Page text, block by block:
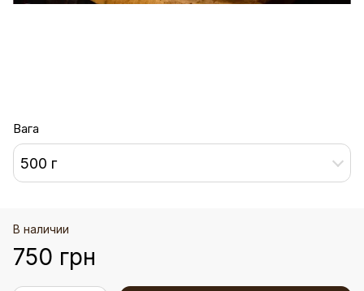
Вага
500 г
В наличии
750 грн